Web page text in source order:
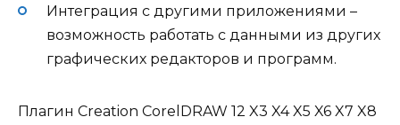
Интеграция с другими приложениями –
возможность работать с данными из других
графических редакторов и программ.
Плагин Creation CorelDRAW 12 X3 X4 X5 X6 X7 X8